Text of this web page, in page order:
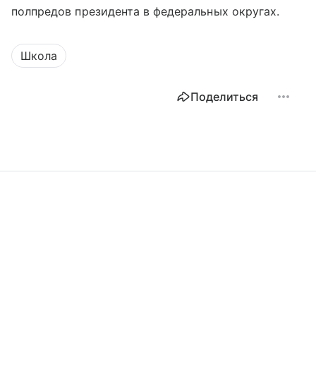
полпредов президента в федеральных округах.
Школа
Поделиться